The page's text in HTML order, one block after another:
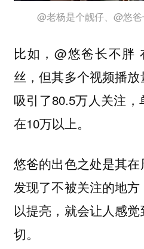
@老杨是个靓仔、@悠
比如，@悠爸长不胖
丝，但其多个视频播
吸引了80.5万人关注
在10万以上。
悠爸的出色之处是其在
发现了不被关注的地
以提亮，就会让人感
切。